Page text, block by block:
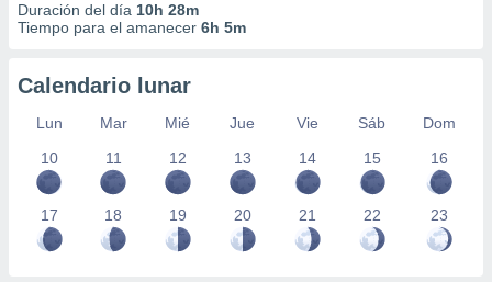
Duración del día 10h 28m
Tiempo para el amanecer 6h 5m
Calendario lunar
Lun Mar Mié Jue Vie Sáb
Dom
10
11 12 13 14 15 16
17 18 19 20 21 22 23